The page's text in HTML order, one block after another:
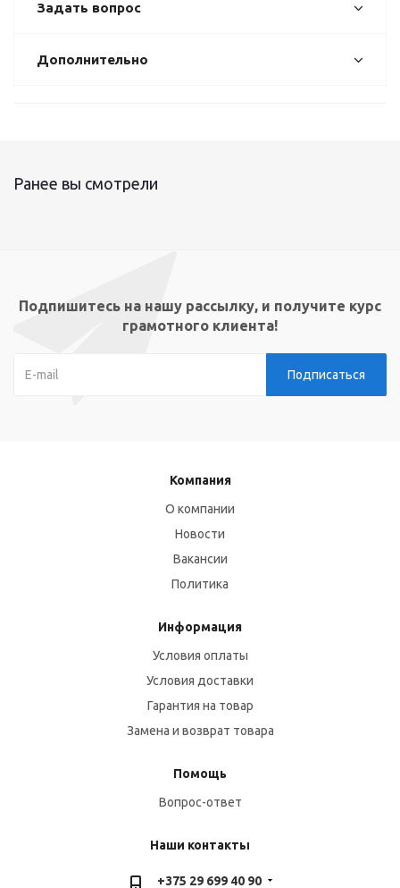
Задать вопрос
Дополнительно
Ранее вы смотрели
Подпишитесь на нашу рассылку, и получите курс
грамотного клиента!
Компания
О компании
Новости
Вакансии
Политика
Информация
Условия оплаты
Условия доставки
Гарантия на товар
Замена и возврат товара
Помощь
Вопрос-ответ
Наши контакты
+375 29 699 40 90